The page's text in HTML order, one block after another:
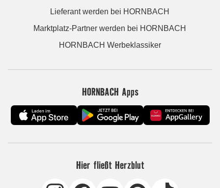
Lieferant werden bei HORNBACH
Marktplatz-Partner werden bei HORNBACH
HORNBACH Werbeklassiker
HORNBACH Apps
Hier fließt Herzblut